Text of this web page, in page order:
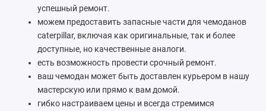
успешный ремонт.
можем предоставить запасные части для чемоданов
caterpillar, включая как оригинальные, так и более
доступные, но качественные аналоги.
есть возможность провести срочный ремонт.
ваш чемодан может быть доставлен курьером в нашу
мастерскую или прямо к вам домой.
гибко настраиваем цены и всегда стремимся